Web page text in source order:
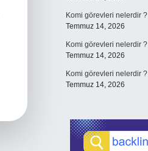
Komi görevleri nelerdir ?
Temmuz 14, 2026
Komi görevleri nelerdir ?
Temmuz 14, 2026
Komi görevleri nelerdir ?
Temmuz 14, 2026